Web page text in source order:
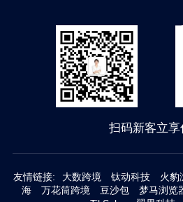
扫码新客立享
友情链接: 大数跨境 钛动科技 火豹
海
万花筒跨境 豆沙包 梦马浏览